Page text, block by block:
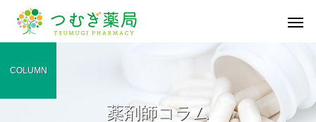
薬剤師コラム
COLUMN